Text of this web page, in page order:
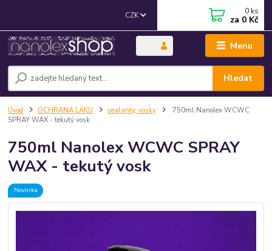
Menu
CZK
Hledat
0 ks
za 0 Kč
Úvod OCHRANA LAKU sealanty, vosky
750ml Nanolex WCWC
SPRAY WAX - tekutý vosk
750ml Nanolex WCWC SPRAY
WAX - tekutý vosk
Novinka